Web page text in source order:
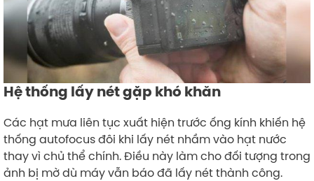
Hệ thống lấy nét gặp khó khăn
Các hạt mưa liên tục xuất hiện trước ống kính khiến hệ
thống autofocus đôi khi lấy nét nhầm vào hạt nước
thay vì chủ thể chính. Điều này làm cho đối tượng trong
ảnh bị mờ dù máy vẫn báo đã lấy nét thành công.